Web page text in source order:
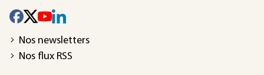
Nos newsletters
Nos flux RSS